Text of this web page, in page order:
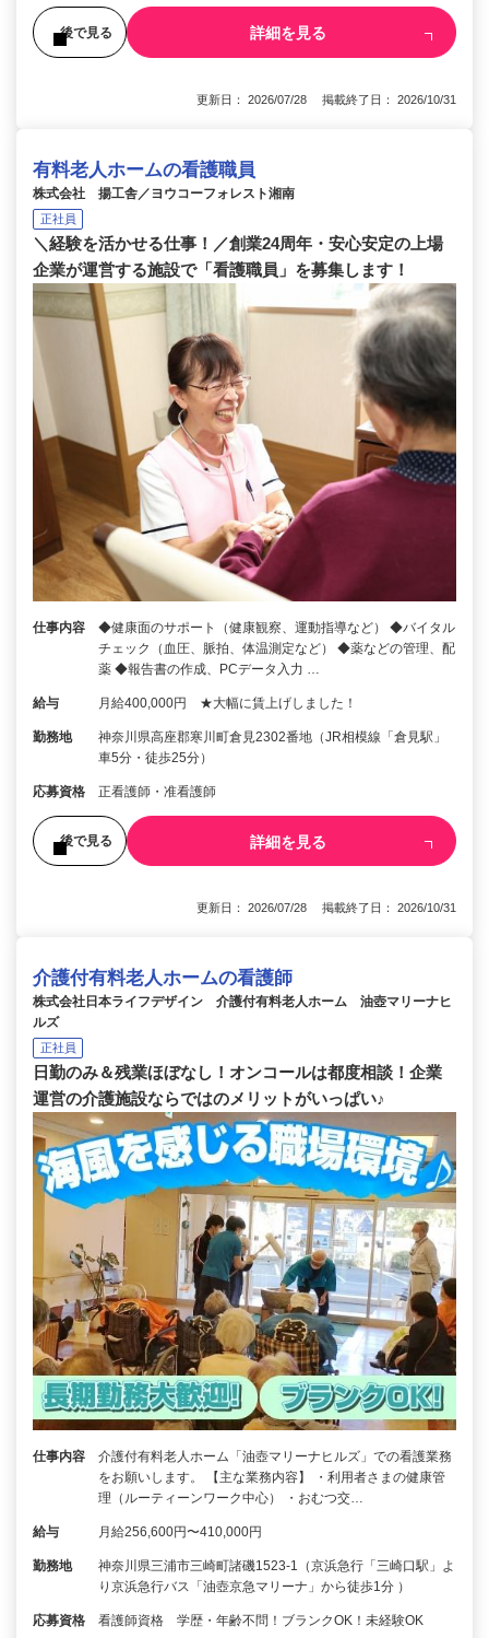
後で見る 詳細を見る
更新日： 2026/07/28 掲載終了日： 2026/10/31
有料老人ホームの看護職員
株式会社 揚工舎／ヨウコーフォレスト湘南
正社員
＼経験を活かせる仕事！／創業24周年・安心安定の上場
企業が運営する施設で「看護職員」を募集します！
仕事内容
◆健康面のサポート（健康観察、運動指導など） ◆バイタル
チェック（血圧、脈拍、体温測定など） ◆薬などの管理、配
薬 ◆報告書の作成、PCデータ入力 …
給与 月給400,000円 ★大幅に賃上げしました！
勤務地
神奈川県高座郡寒川町倉見2302番地（JR相模線「倉見駅」
車5分・徒歩25分）
応募資格 正看護師・准看護師
後で見る 詳細を見る
更新日： 2026/07/28 掲載終了日： 2026/10/31
介護付有料老人ホームの看護師
株式会社日本ライフデザイン 介護付有料老人ホーム 油壺マリーナヒ
ルズ
正社員
日勤のみ＆残業ほぼなし！オンコールは都度相談！企業
運営の介護施設ならではのメリットがいっぱい♪
仕事内容
介護付有料老人ホーム「油壺マリーナヒルズ」での看護業務
をお願いします。 【主な業務内容】 ・利用者さまの健康管
理（ルーティーンワーク中心） ・おむつ交…
給与 月給256,600円〜410,000円
勤務地
神奈川県三浦市三崎町諸磯1523-1（京浜急行「三崎口駅」よ
り京浜急行バス「油壺京急マリーナ」から徒歩1分 ）
応募資格 看護師資格 学歴・年齢不問！ブランクOK！未経験OK